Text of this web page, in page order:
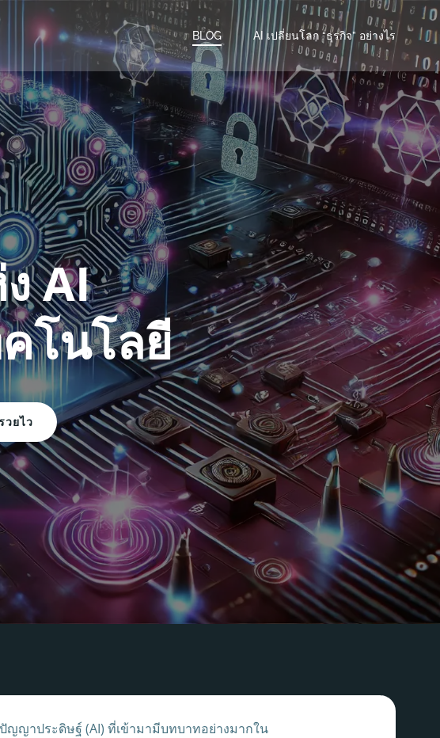
BLOG AI เปลี่ยนโลก “ธุรกิจ” อย่างไร
AI
โนโลยี
วยไว
ญาประดิษฐ์ (AI) ที่เข้ามามีบทบาทอย่างมากใน